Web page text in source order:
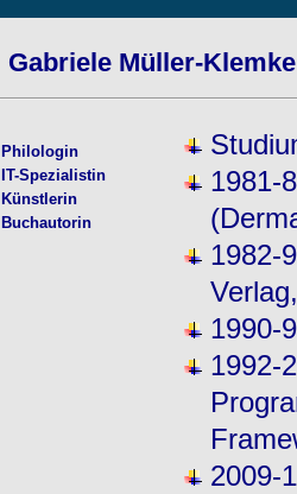
Gabriele Müller-
Philologin
IT-Spezialistin
Künstlerin
Buchautorin
1981-
1982-
1990-
1992-
2009-